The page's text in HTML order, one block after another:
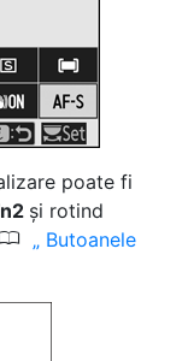
poate fi
și rotind
Butoanele